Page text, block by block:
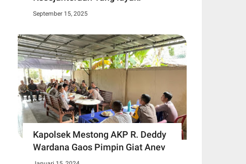
September 15, 2025
Kapolsek Mestong AKP R. Deddy
Wardana Gaos Pimpin Giat Anev